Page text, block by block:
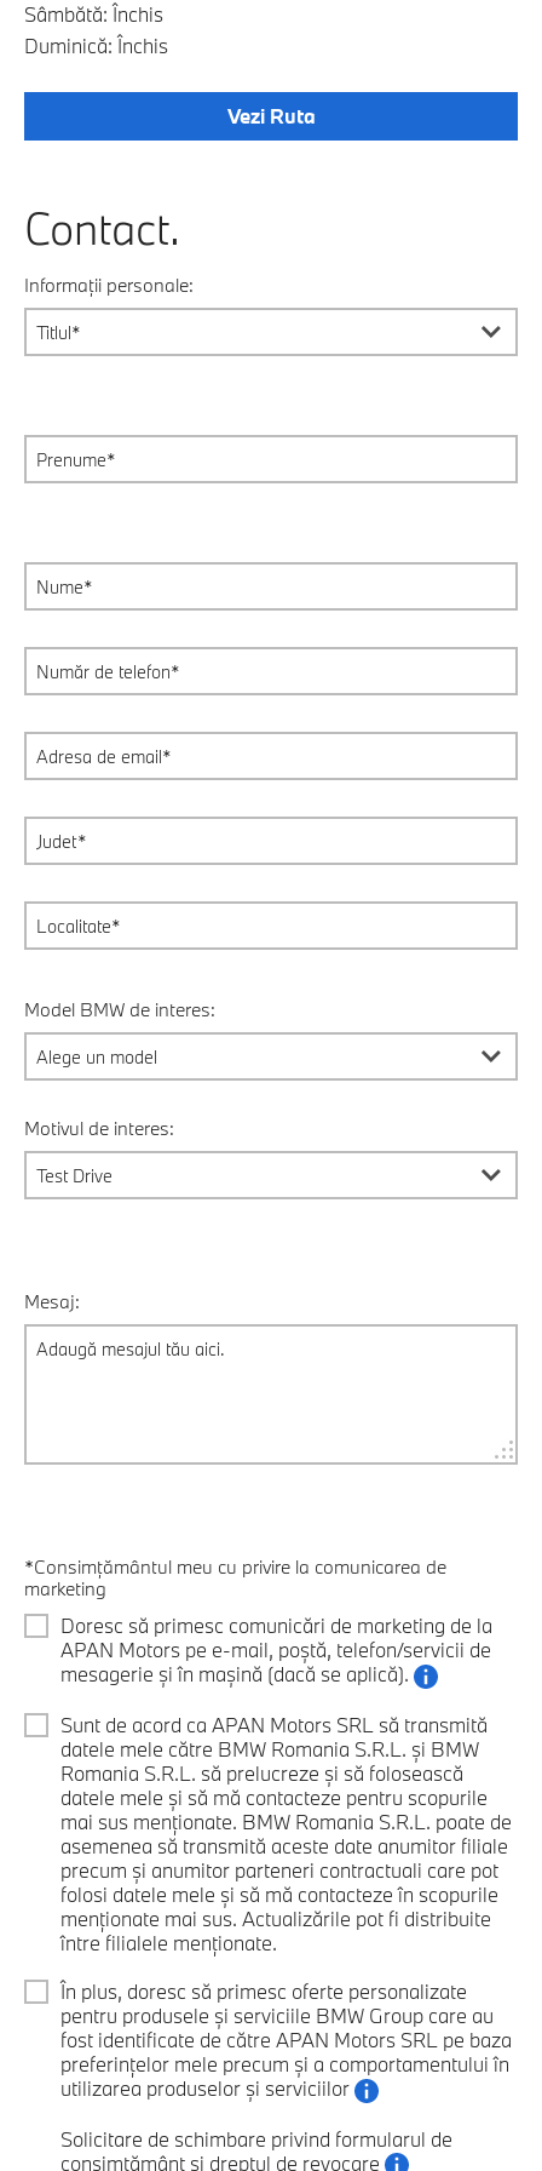
Sâmbătă: Închis
Duminică: Închis
Vezi Ruta
Contact.
Informații personale:
Model BMW de interes:
Motivul de interes:
Mesaj:
*Consimțământul meu cu privire la comunicarea de
marketing
Doresc să primesc comunicări de marketing de la
APAN Motors pe e-mail, poștă, telefon/servicii de
mesagerie și în mașină (dacă se aplică).
Sunt de acord ca APAN Motors SRL să transmită
datele mele către BMW Romania S.R.L. și BMW
Romania S.R.L. să prelucreze și să folosească
datele mele și să mă contacteze pentru scopurile
mai sus menționate. BMW Romania S.R.L. poate de
asemenea să transmită aceste date anumitor filiale
precum și anumitor parteneri contractuali care pot
folosi datele mele și să mă contacteze în scopurile
menționate mai sus. Actualizările pot fi distribuite
între filialele menționate.
În plus, doresc să primesc oferte personalizate
pentru produsele și serviciile BMW Group care au
fost identificate de către APAN Motors SRL pe baza
preferințelor mele precum și a comportamentului în
utilizarea produselor și serviciilor
Solicitare de schimbare privind formularul de
consimțământ și dreptul de revocare